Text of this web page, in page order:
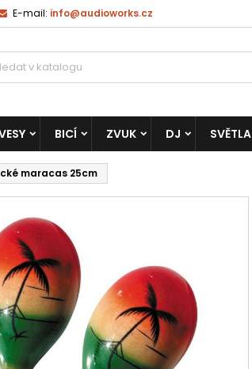
E-mail: info@audioworks.cz
BICÍ ZVUK DJ SVĚTLA
maracas 25cm